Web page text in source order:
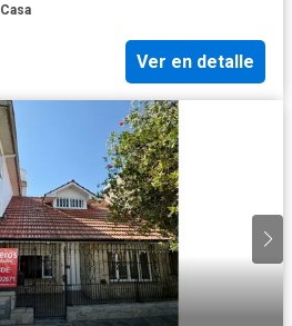
Casa
Ver en detalle